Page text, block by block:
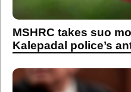
MSHRC takes suo
Kalepadal police’s